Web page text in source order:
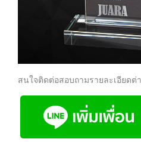
สนใจติดต่อสอบถามรายละเอียดต่